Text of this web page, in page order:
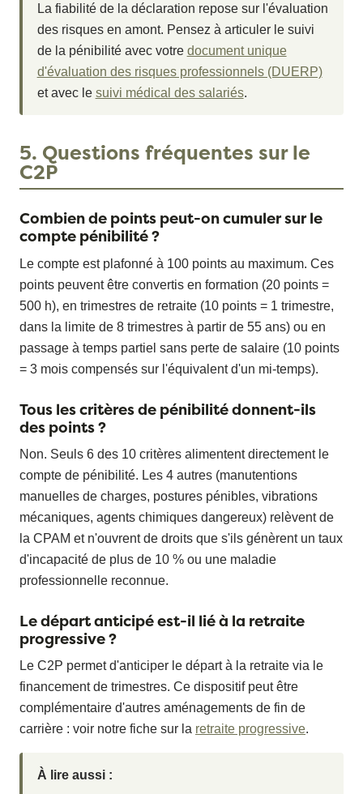
La fiabilité de la déclaration repose sur l'évaluation
des risques en amont. Pensez à articuler le suivi
de la pénibilité avec votre document unique
d'évaluation des risques professionnels (DUERP)
et avec le suivi médical des salariés.
5. Questions fréquentes sur le
C2P
Combien de points peut-on cumuler sur le
compte pénibilité ?
Le compte est plafonné à 100 points au maximum. Ces
points peuvent être convertis en formation (20 points =
500 h), en trimestres de retraite (10 points = 1 trimestre,
dans la limite de 8 trimestres à partir de 55 ans) ou en
passage à temps partiel sans perte de salaire (10 points
= 3 mois compensés sur l'équivalent d'un mi-temps).
Tous les critères de pénibilité donnent-ils
des points ?
Non. Seuls 6 des 10 critères alimentent directement le
compte de pénibilité. Les 4 autres (manutentions
manuelles de charges, postures pénibles, vibrations
mécaniques, agents chimiques dangereux) relèvent de
la CPAM et n'ouvrent de droits que s'ils génèrent un taux
d'incapacité de plus de 10 % ou une maladie
professionnelle reconnue.
Le départ anticipé est-il lié à la retraite
progressive ?
Le C2P permet d'anticiper le départ à la retraite via le
financement de trimestres. Ce dispositif peut être
complémentaire d'autres aménagements de fin de
carrière : voir notre fiche sur la retraite progressive.
À lire aussi :